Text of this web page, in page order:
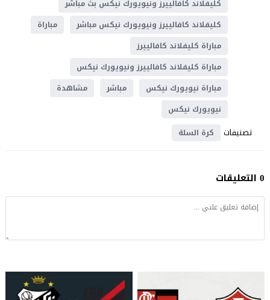
كليفلاند كافالييرز ونيويورك نيكس بث مباشر
كليفلاند كافالييرز ونيويورك نيكس مباشر
مباراة
مباراة كليفلاند كافالييرز
مباراة كليفلاند كافالييرز ونيويورك نيكس
مباراة نيويورك نيكس
مباشر
مشاهدة
نيويورك نيكس
تصنيفات كرة السلة
0 التعليقات